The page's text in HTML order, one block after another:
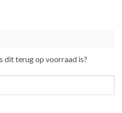
terug op voorraad is?